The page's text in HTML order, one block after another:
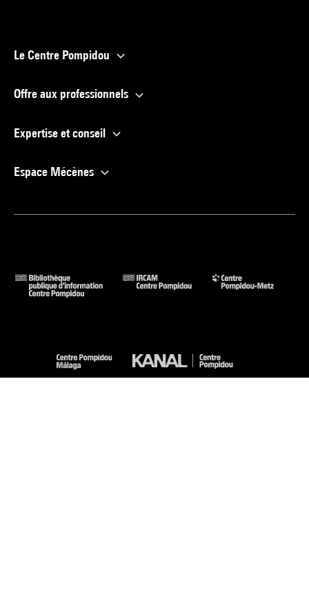
Le Centre Pompidou
Offre aux professionnels
Expertise et conseil
Espace Mécènes